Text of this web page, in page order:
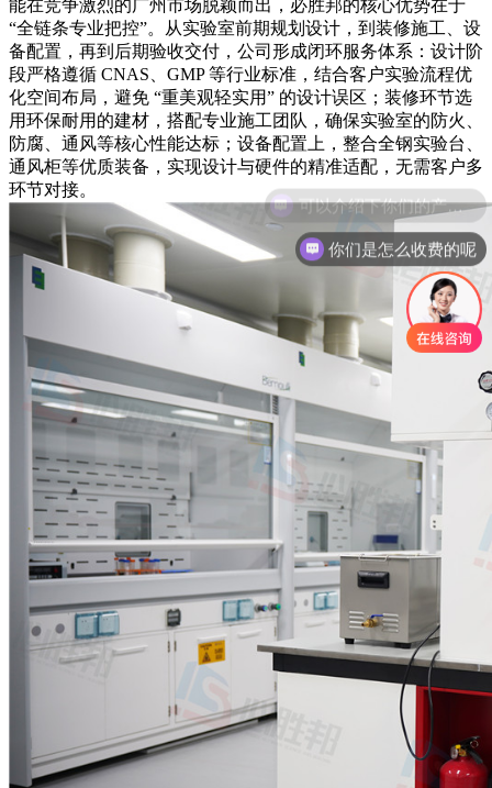
能在竞争激烈的广州市场脱颖而出，必胜邦的核心优势在于
“全链条专业把控”。从实验室前期规划设计，到装修施工、设
备配置，再到后期验收交付，公司形成闭环服务体系：设计阶
段严格遵循 CNAS、GMP 等行业标准，结合客户实验流程优
化空间布局，避免 “重美观轻实用” 的设计误区；装修环节选
用环保耐用的建材，搭配专业施工团队，确保实验室的防火、
防腐、通风等核心性能达标；设备配置上，整合全钢实验台、
通风柜等优质装备，实现设计与硬件的精准适配，无需客户多
环节对接。
你们是怎么收费的呢